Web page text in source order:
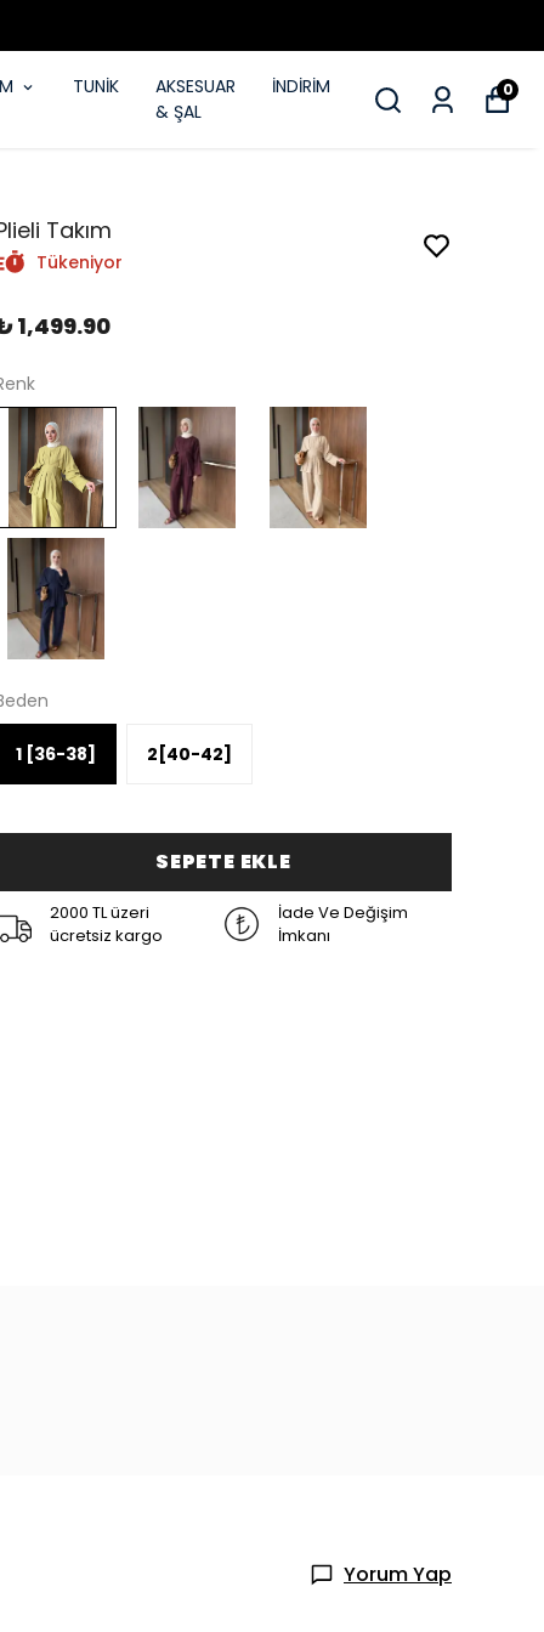
TUNİK
AKSESUAR
& ŞAL
İNDİRİM 0
Takım
Tükeniyor
1,499.90
1 [36-38] 2[40-42]
SEPETE EKLE
2000 TL üzeri
ücretsiz kargo
İade Ve Değişim
İmkanı
Yorum Yap